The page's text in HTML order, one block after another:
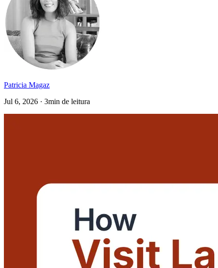
Patricia Magaz
Jul 6, 2026 · 3min de leitura